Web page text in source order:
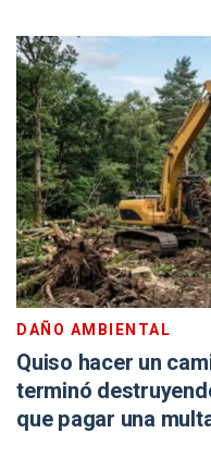
DAÑO AMBIENTAL
Quiso hacer un
terminó
que pagar una